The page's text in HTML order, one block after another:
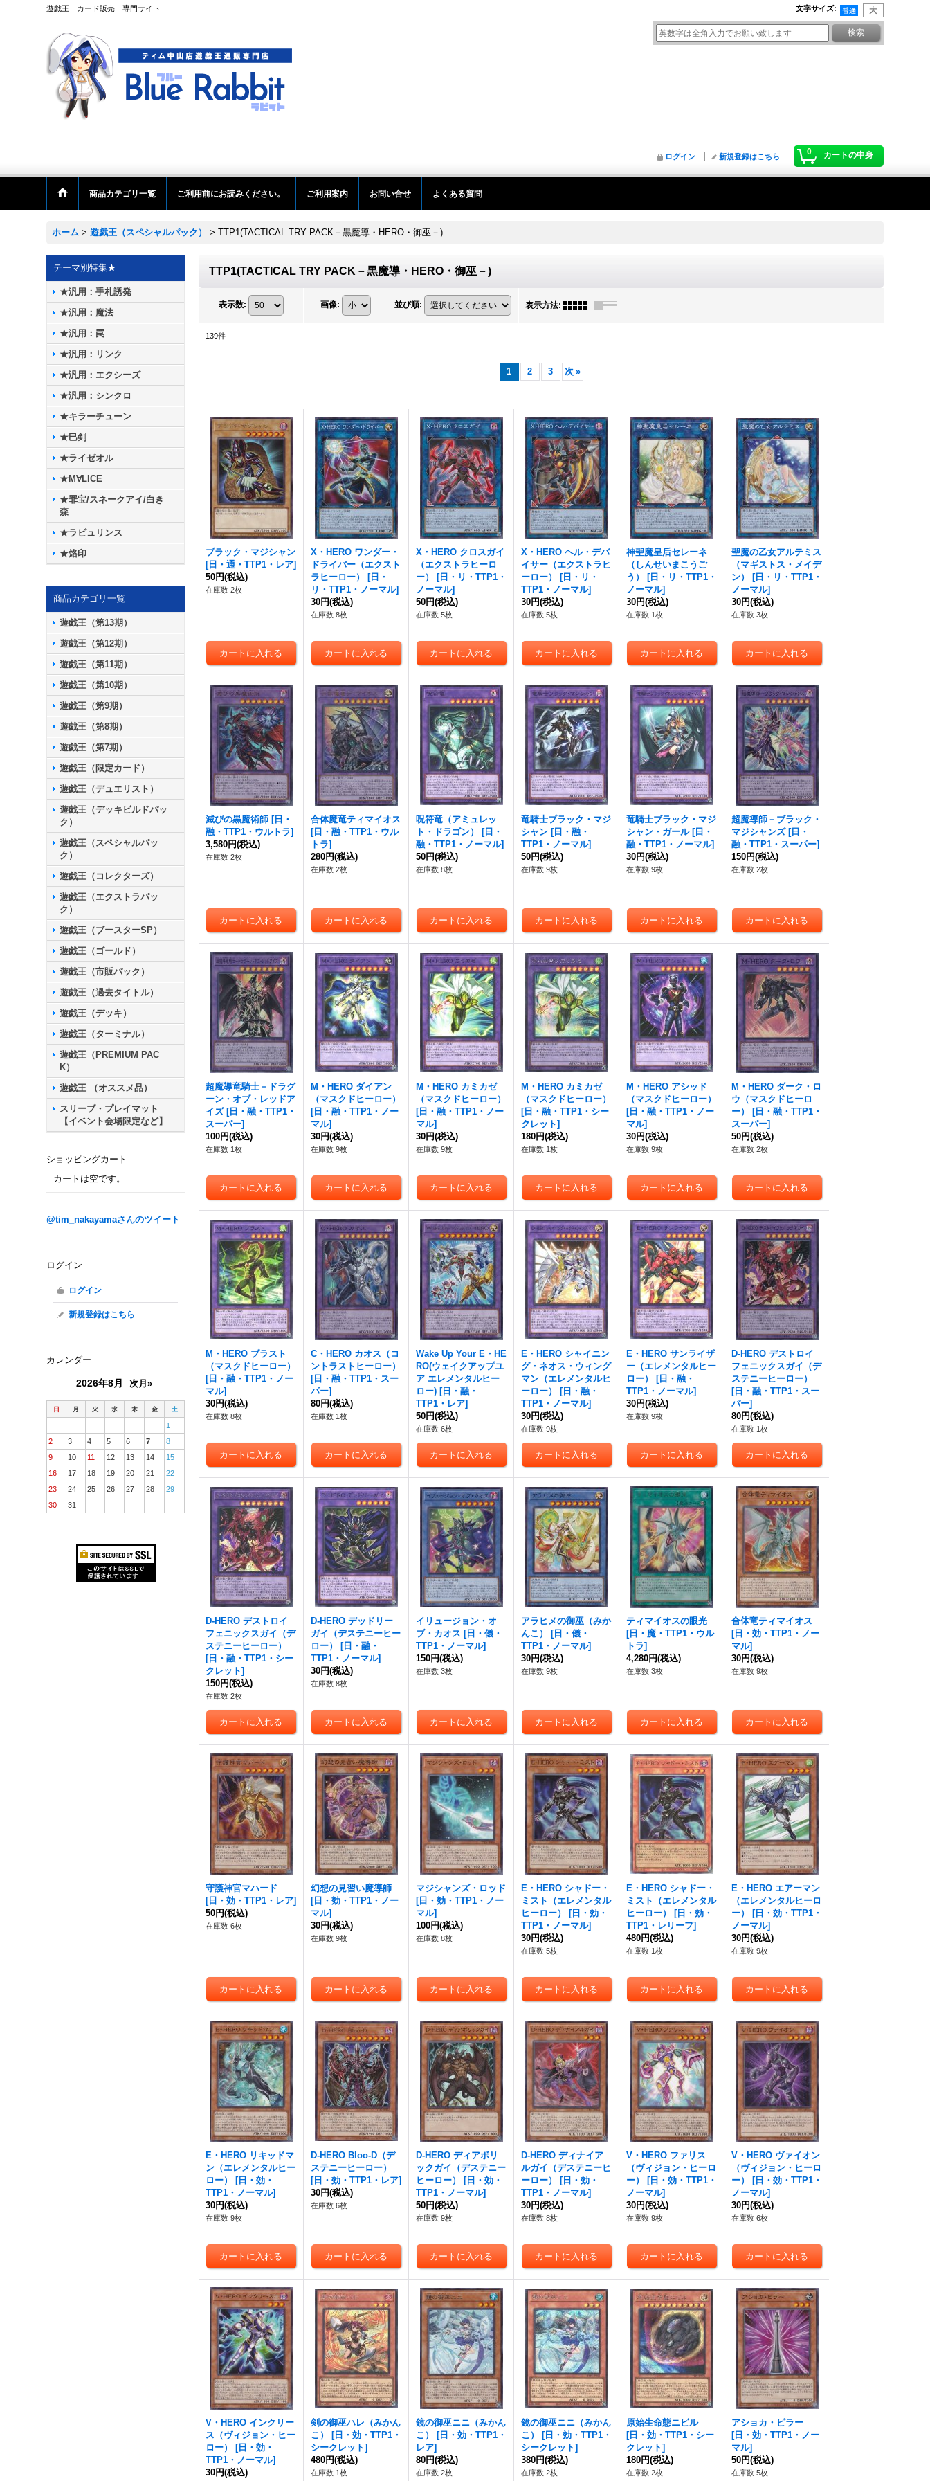
遊戯王 カード販売 専門サイト 文字サイズ:
0 カートの中身
ログイン 新規登録はこちら
商品カテゴリ一覧 ご利用前にお読みください。 ご利用案内 お問い合せ よくある質問
ホーム > 遊戯王（スペシャルパック） > TTP1(TACTICAL TRY PACK－黒魔導・HERO・御巫－)
テーマ別特集★
★汎用：手札誘発
★汎用：魔法
★汎用：罠
★汎用：リンク
★汎用：エクシーズ
★汎用：シンクロ
★キラーチューン
★巳剣
★ライゼオル
★M∀LICE
★罪宝/スネークアイ/白き
森
★ラビュリンス
★烙印
商品カテゴリ一覧
遊戯王（第13期）
遊戯王（第12期）
遊戯王（第11期）
遊戯王（第10期）
遊戯王（第9期）
遊戯王（第8期）
遊戯王（第7期）
遊戯王（限定カード）
遊戯王（デュエリスト）
遊戯王（デッキビルドパッ
ク）
遊戯王（スペシャルパッ
ク）
遊戯王（コレクターズ）
遊戯王（エクストラパッ
ク）
遊戯王（ブースターSP）
遊戯王（ゴールド）
遊戯王（市販パック）
遊戯王（過去タイトル）
遊戯王（デッキ）
遊戯王（ターミナル）
遊戯王（PREMIUM PAC
K）
遊戯王 （オススメ品）
スリーブ・プレイマット
【イベント会場限定など】
ショッピングカート
カートは空です。
@tim_nakayamaさんのツイート
ログイン
ログイン
新規登録はこちら
カレンダー
2026年8月 次月»
日 月 火 水 木 金 土
1
2
3 4 5 6 7
8
9
10 11 12 13 14
15
16
17 18 19 20 21
22
23
24 25 26 27 28
29
30
31
TTP1(TACTICAL TRY PACK－黒魔導・HERO・御巫－)
表示数: 画像: 並び順: 表示方法:
139件
1 2 3 次 »
ブラック・マジシャン
[日・通・TTP1・レア]
50円(税込)
在庫数 2枚
X・HERO ワンダー・
ドライバー（エクスト
ラヒーロー）
[日・
リ・TTP1・ノーマル]
30円(税込)
在庫数 8枚
X・HERO クロスガイ
（エクストラヒーロ
ー）
[日・リ・TTP1・
ノーマル]
50円(税込)
在庫数 5枚
X・HERO ヘル・デバ
イサー（エクストラヒ
ーロー）
[日・リ・
TTP1・ノーマル]
30円(税込)
在庫数 5枚
神聖魔皇后セレーネ
（しんせいまこうご
う）
[日・リ・TTP1・
ノーマル]
30円(税込)
在庫数 1枚
聖魔の乙女アルテミス
（マギストス・メイデ
ン）
[日・リ・TTP1・
ノーマル]
30円(税込)
在庫数 3枚
滅びの黒魔術師 [日・
融・TTP1・ウルトラ]
3,580円(税込)
在庫数 2枚
合体魔竜ティマイオス
[日・融・TTP1・ウル
トラ]
280円(税込)
在庫数 2枚
呪符竜（アミュレッ
ト・ドラゴン）
[日・
融・TTP1・ノーマル]
50円(税込)
在庫数 8枚
竜騎士ブラック・マジ
シャン [日・融・
TTP1・ノーマル]
50円(税込)
在庫数 9枚
竜騎士ブラック・マジ
シャン・ガール [日・
融・TTP1・ノーマル]
30円(税込)
在庫数 9枚
超魔導師－ブラック・
マジシャンズ [日・
融・TTP1・スーパー]
150円(税込)
在庫数 2枚
超魔導竜騎士－ドラグ
ーン・オブ・レッドア
イズ [日・融・TTP1・
スーパー]
100円(税込)
在庫数 1枚
M・HERO ダイアン
（マスクドヒーロー）
[日・融・TTP1・ノー
マル]
30円(税込)
在庫数 9枚
M・HERO カミカゼ
（マスクドヒーロー）
[日・融・TTP1・ノー
マル]
30円(税込)
在庫数 9枚
M・HERO カミカゼ
（マスクドヒーロー）
[日・融・TTP1・シー
クレット]
180円(税込)
在庫数 1枚
M・HERO アシッド
（マスクドヒーロー）
[日・融・TTP1・ノー
マル]
30円(税込)
在庫数 9枚
M・HERO ダーク・ロ
ウ（マスクドヒーロ
ー）
[日・融・TTP1・
スーパー]
50円(税込)
在庫数 2枚
M・HERO ブラスト
（マスクドヒーロー）
[日・融・TTP1・ノー
マル]
30円(税込)
在庫数 8枚
C・HERO カオス（コ
ントラストヒーロー）
[日・融・TTP1・スー
パー]
80円(税込)
在庫数 1枚
Wake Up Your E・HE
RO(ウェイクアップユ
ア エレメンタルヒー
ロー) [日・融・
TTP1・レア]
50円(税込)
在庫数 6枚
E・HERO シャイニン
グ・ネオス・ウィング
マン（エレメンタルヒ
ーロー）
[日・融・
TTP1・ノーマル]
30円(税込)
在庫数 9枚
E・HERO サンライザ
ー（エレメンタルヒー
ロー）
[日・融・
TTP1・ノーマル]
30円(税込)
在庫数 9枚
D-HERO デストロイ
フェニックスガイ（デ
ステニーヒーロー）
[日・融・TTP1・スー
パー]
80円(税込)
在庫数 1枚
D-HERO デストロイ
フェニックスガイ（デ
ステニーヒーロー）
[日・融・TTP1・シー
クレット]
150円(税込)
在庫数 2枚
D-HERO デッドリー
ガイ（デステニーヒー
ロー）
[日・融・
TTP1・ノーマル]
30円(税込)
在庫数 8枚
イリュージョン・オ
ブ・カオス [日・儀・
TTP1・ノーマル]
150円(税込)
在庫数 3枚
アラヒメの御巫（みか
んこ）
[日・儀・
TTP1・ノーマル]
30円(税込)
在庫数 9枚
ティマイオスの眼光
[日・魔・TTP1・ウル
トラ]
4,280円(税込)
在庫数 3枚
合体竜ティマイオス
[日・効・TTP1・ノー
マル]
30円(税込)
在庫数 9枚
守護神官マハード
[日・効・TTP1・レア]
50円(税込)
在庫数 6枚
幻想の見習い魔導師
[日・効・TTP1・ノー
マル]
30円(税込)
在庫数 9枚
マジシャンズ・ロッド
[日・効・TTP1・ノー
マル]
100円(税込)
在庫数 8枚
E・HERO シャドー・
ミスト（エレメンタル
ヒーロー）
[日・効・
TTP1・ノーマル]
30円(税込)
在庫数 5枚
E・HERO シャドー・
ミスト（エレメンタル
ヒーロー）
[日・効・
TTP1・レリーフ]
480円(税込)
在庫数 1枚
E・HERO エアーマン
（エレメンタルヒーロ
ー）
[日・効・TTP1・
ノーマル]
30円(税込)
在庫数 9枚
E・HERO リキッドマ
ン（エレメンタルヒー
ロー）
[日・効・
TTP1・ノーマル]
30円(税込)
在庫数 9枚
D-HERO Bloo-D（デ
ステニーヒーロー）
[日・効・TTP1・レア]
30円(税込)
在庫数 6枚
D-HERO ディアボリ
ックガイ（デステニー
ヒーロー）
[日・効・
TTP1・ノーマル]
50円(税込)
在庫数 9枚
D-HERO ディナイア
ルガイ（デステニーヒ
ーロー）
[日・効・
TTP1・ノーマル]
30円(税込)
在庫数 8枚
V・HERO ファリス
（ヴィジョン・ヒーロ
ー）
[日・効・TTP1・
ノーマル]
30円(税込)
在庫数 9枚
V・HERO ヴァイオン
（ヴィジョン・ヒーロ
ー）
[日・効・TTP1・
ノーマル]
30円(税込)
在庫数 6枚
V・HERO インクリー
ス（ヴィジョン・ヒー
ロー）
[日・効・
TTP1・ノーマル]
30円(税込)
剣の御巫ハレ（みかん
こ）
[日・効・TTP1・
シークレット]
480円(税込)
在庫数 1枚
鏡の御巫ニニ（みかん
こ）
[日・効・TTP1・
レア]
80円(税込)
在庫数 2枚
鏡の御巫ニニ（みかん
こ）
[日・効・TTP1・
シークレット]
380円(税込)
在庫数 2枚
原始生命態ニビル
[日・効・TTP1・シー
クレット]
180円(税込)
在庫数 2枚
アショカ・ピラー
[日・効・TTP1・ノー
マル]
50円(税込)
在庫数 5枚